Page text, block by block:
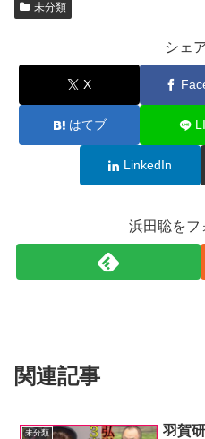
未分類
シェ
X
はてブ
LinkedIn
浜田聡をフ
関連記事
未分類
羽賀